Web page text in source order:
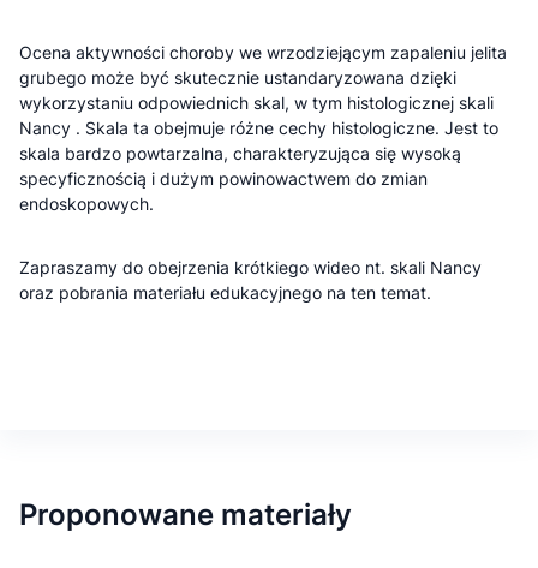
Ocena aktywności choroby we wrzodziejącym zapaleniu jelita
grubego może być skutecznie ustandaryzowana dzięki
wykorzystaniu odpowiednich skal, w tym histologicznej skali
Nancy . Skala ta obejmuje różne cechy histologiczne. Jest to
skala bardzo powtarzalna, charakteryzująca się wysoką
specyficznością i dużym powinowactwem do zmian
endoskopowych.
Zapraszamy do obejrzenia krótkiego wideo nt. skali Nancy
oraz pobrania materiału edukacyjnego na ten temat.
Proponowane materiały